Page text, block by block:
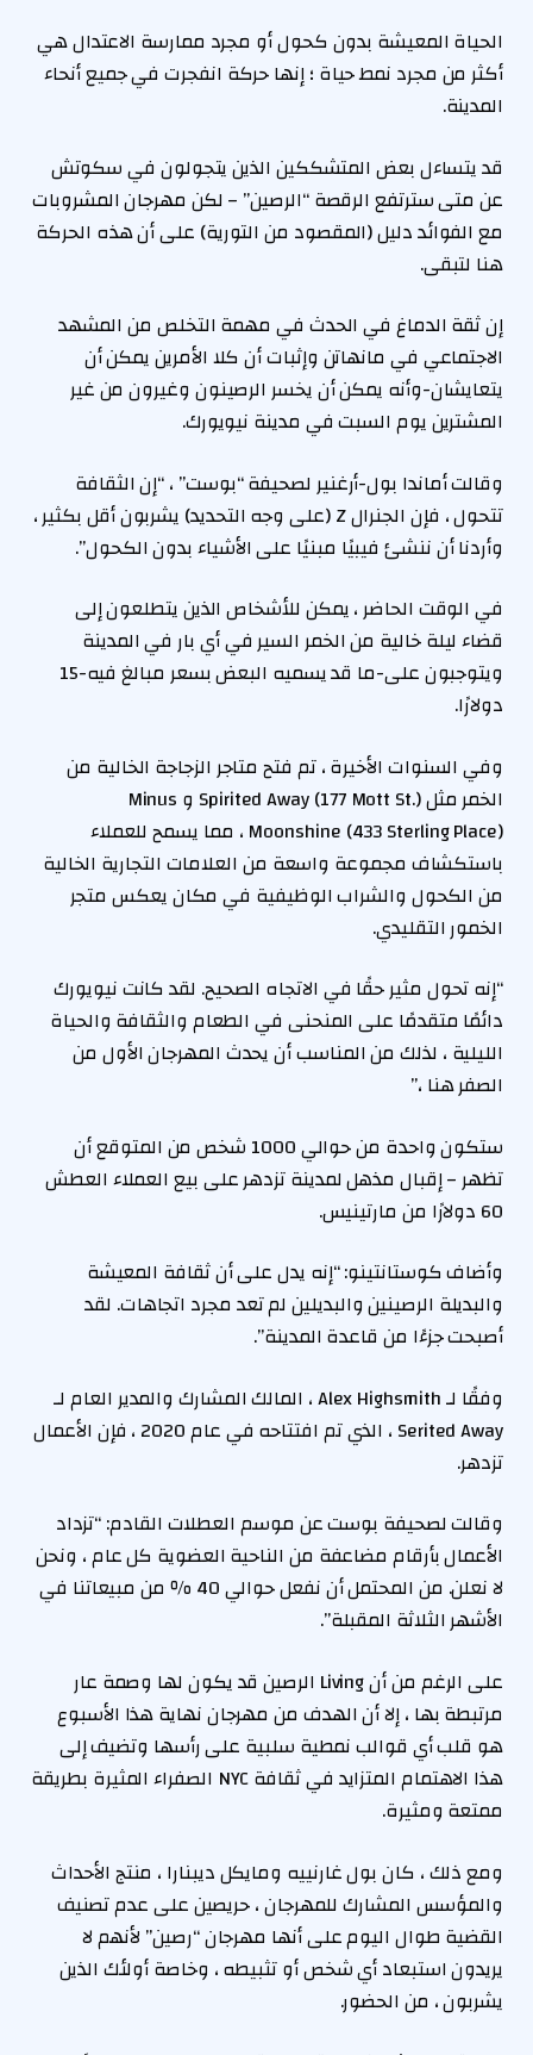
الحياة المعيشة بدون كحول أو مجرد ممارسة الاعتدال هي
أكثر من مجرد نمط حياة ؛ إنها حركة انفجرت في جميع أنحاء
المدينة.
قد يتساءل بعض المتشككين الذين يتجولون في سكوتش
عن متى سترتفع الرقصة “الرصين” – لكن مهرجان المشروبات
مع الفوائد دليل (المقصود من التورية) على أن هذه الحركة
هنا لتبقى.
إن ثقة الدماغ في الحدث في مهمة التخلص من المشهد
الاجتماعي في مانهاتن وإثبات أن كلا الأمرين يمكن أن
يتعايشان-وأنه يمكن أن يخسر الرصينون وغيرون من غير
المشترين يوم السبت في مدينة نيويورك.
وقالت أماندا بول-أرغنير لصحيفة “بوست” ، “إن الثقافة
تتحول ، فإن الجنرال Z (على وجه التحديد) يشربون أقل بكثير ،
وأردنا أن ننشئ فيبيًا مبنيًا على الأشياء بدون الكحول”.
في الوقت الحاضر ، يمكن للأشخاص الذين يتطلعون إلى
قضاء ليلة خالية من الخمر السير في أي بار في المدينة
ويتوجبون على-ما قد يسميه البعض بسعر مبالغ فيه-15
دولارًا.
وفي السنوات الأخيرة ، تم فتح متاجر الزجاجة الخالية من
الخمر مثل Spirited Away (177 Mott St.) و Minus
Moonshine (433 Sterling Place) ، مما يسمح للعملاء
باستكشاف مجموعة واسعة من العلامات التجارية الخالية
من الكحول والشراب الوظيفية في مكان يعكس متجر
الخمور التقليدي.
“إنه تحول مثير حقًا في الاتجاه الصحيح. لقد كانت نيويورك
دائمًا متقدمًا على المنحنى في الطعام والثقافة والحياة
الليلية ، لذلك من المناسب أن يحدث المهرجان الأول من
الصفر هنا ،”
ستكون واحدة من حوالي 1000 شخص من المتوقع أن
تظهر – إقبال مذهل لمدينة تزدهر على بيع العملاء العطش
60 دولارًا من مارتينيس.
وأضاف كوستانتينو: “إنه يدل على أن ثقافة المعيشة
والبديلة الرصينين والبديلين لم تعد مجرد اتجاهات. لقد
أصبحت جزءًا من قاعدة المدينة”.
وفقًا لـ Alex Highsmith ، المالك المشارك والمدير العام لـ
Serited Away ، الذي تم افتتاحه في عام 2020 ، فإن الأعمال
تزدهر.
وقالت لصحيفة بوست عن موسم العطلات القادم: “تزداد
الأعمال بأرقام مضاعفة من الناحية العضوية كل عام ، ونحن
لا نعلن. من المحتمل أن نفعل حوالي 40 ٪ من مبيعاتنا في
الأشهر الثلاثة المقبلة”.
على الرغم من أن Living الرصين قد يكون لها وصمة عار
مرتبطة بها ، إلا أن الهدف من مهرجان نهاية هذا الأسبوع
هو قلب أي قوالب نمطية سلبية على رأسها وتضيف إلى
هذا الاهتمام المتزايد في ثقافة NYC الصفراء المثيرة بطريقة
ممتعة ومثيرة.
ومع ذلك ، كان بول غارنييه ومايكل ديبنارا ، منتج الأحداث
والمؤسس المشارك للمهرجان ، حريصين على عدم تصنيف
القضية طوال اليوم على أنها مهرجان “رصين” لأنهم لا
يريدون استبعاد أي شخص أو تثبيطه ، وخاصة أولئك الذين
يشربون ، من الحضور.